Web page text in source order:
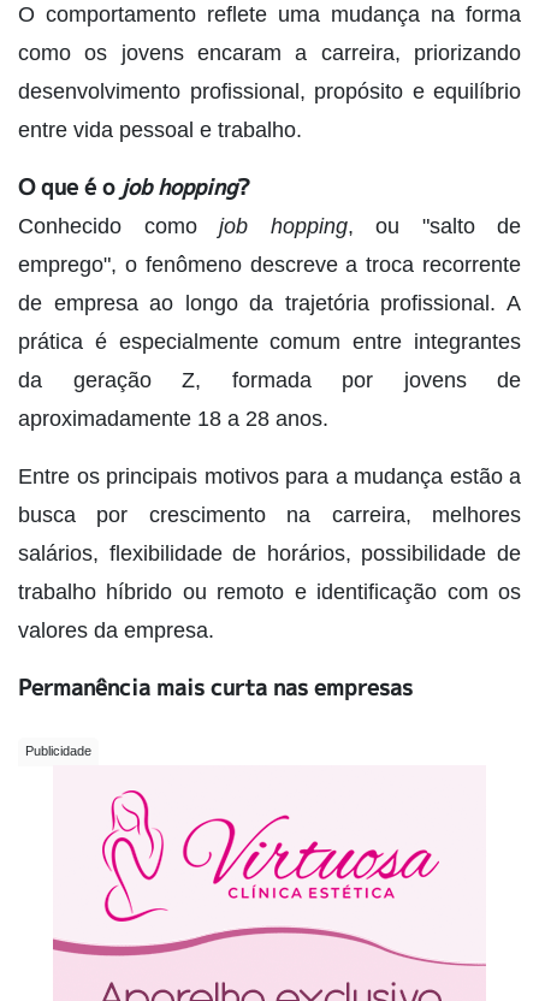
O comportamento reflete uma mudança na forma
como os jovens encaram a carreira, priorizando
desenvolvimento profissional, propósito e equilíbrio
entre vida pessoal e trabalho.
O que é o job hopping?
Conhecido como job hopping, ou "salto de
emprego", o fenômeno descreve a troca recorrente
de empresa ao longo da trajetória profissional. A
prática é especialmente comum entre integrantes
da geração Z, formada por jovens de
aproximadamente 18 a 28 anos.
Entre os principais motivos para a mudança estão a
busca por crescimento na carreira, melhores
salários, flexibilidade de horários, possibilidade de
trabalho híbrido ou remoto e identificação com os
valores da empresa.
Permanência mais curta nas empresas